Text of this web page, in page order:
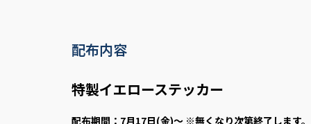
配布内容
特製イエローステッカー
配布期間： 7月17日(金)～ ※無くなり次第終了します。